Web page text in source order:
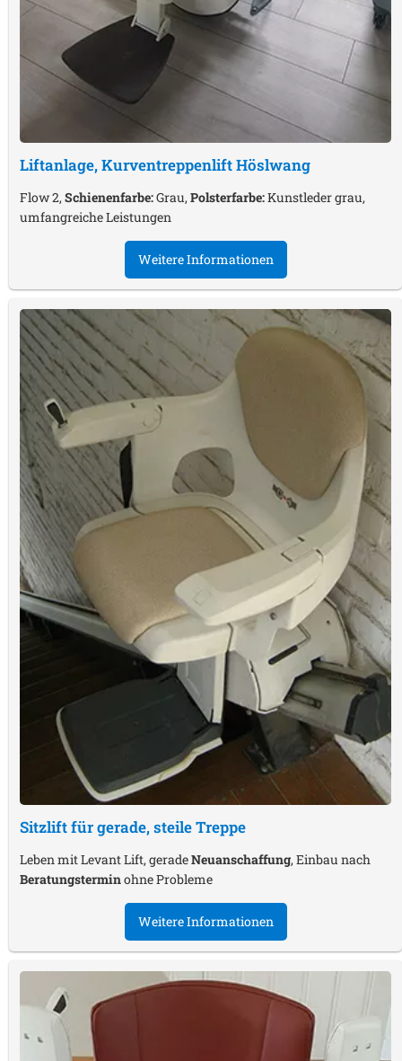
Liftanlage, KurventreppenliftHöslwang
Flow 2,Schienenfarbe:Grau,Polsterfarbe:Kunstleder grau,
umfangreiche Leistungen
Weitere Informationen
Sitzlift für gerade, steile Treppe
Leben mit Levant Lift, geradeNeuanschaffung, Einbau nach
Beratungsterminohne Probleme
Weitere Informationen